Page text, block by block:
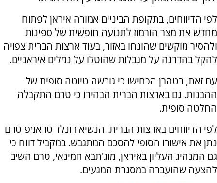
לפי הדיווחים, בתקופת הביניים אמורה איראן לפתוח
מחדש את מצר הורמוז לתנועה חופשית של ספינות
ולהסיר מוקשים שהונחו באזור, בעוד ארצות הברית צפויה
להקל בהדרגה על מגבלות שהוטלו על נמלים איראניים.
עם זאת, בטהרן הכחישו כי גובשה טיוטה סופית של
ההבנות. גם בארצות הברית הבהירו כי טרם התקבלה
החלטה סופית.
לפי הדיווחים בארצות הברית, הנשיא דונלד טראמפ טרם
נתן את אישורו הסופי להסכם המתגבש. במקביל דווח כי
גם המנהיג העליון באיראן, מוג'תבא חמינאי, טרם השיב
להצעה שהועברה במסגרת המגעים.